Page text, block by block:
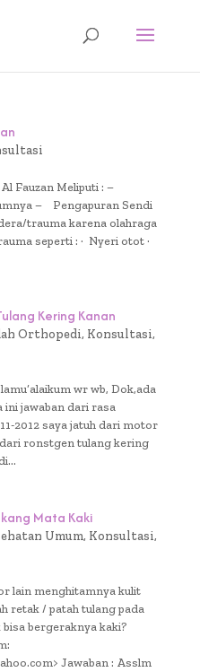
Fauzan Meliputi : –
– Pengapuran Sendi
trauma karena olahraga
seperti : · Nyeri otot ·
Kering Kanan
Orthopedi, Konsultasi,
wr wb, Dok,ada
ini jawaban dari rasa
2012 saya jatuh dari motor
ronstgen tulang kering
Mata Kaki
Umum, Konsultasi,
lain menghitamnya kulit
retak / patah tulang pada
bergeraknya kaki?
Jawaban : Asslm